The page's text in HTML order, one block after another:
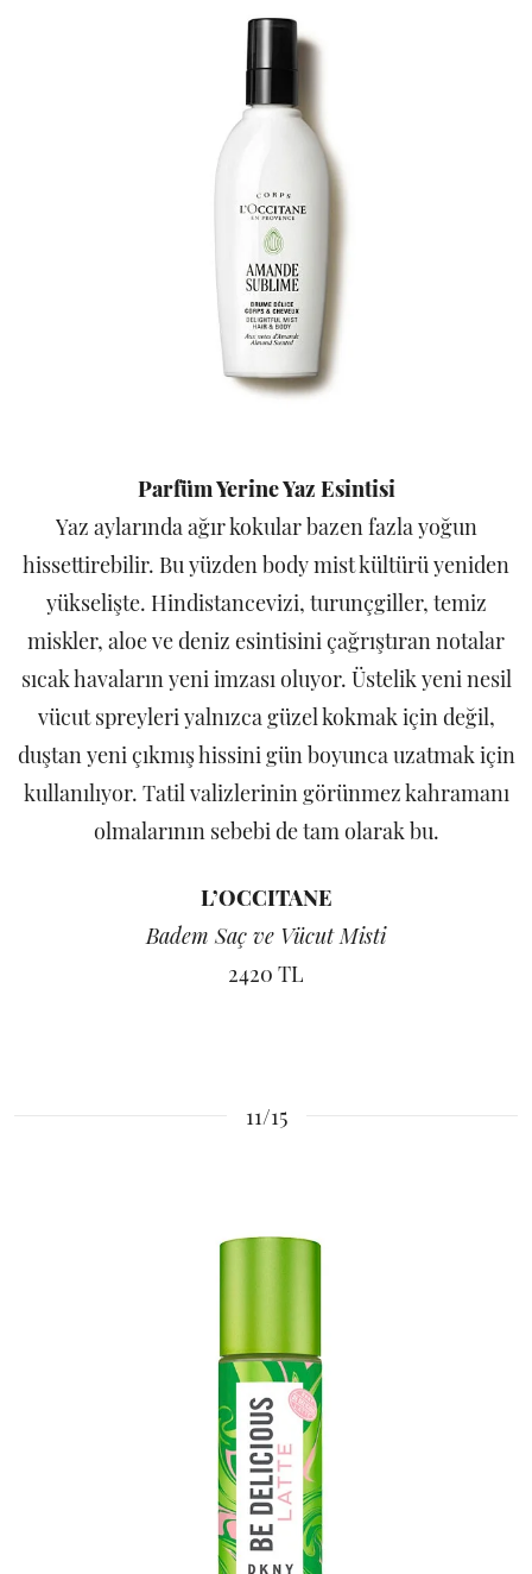
Parfüm Yerine Yaz Esintisi
Yaz aylarında ağır kokular bazen fazla yoğun
hissettirebilir. Bu yüzden body mist kültürü yeniden
yükselişte. Hindistancevizi, turunçgiller, temiz
miskler, aloe ve deniz esintisini çağrıştıran notalar
sıcak havaların yeni imzası oluyor. Üstelik yeni nesil
vücut spreyleri yalnızca güzel kokmak için değil,
duştan yeni çıkmış hissini gün boyunca uzatmak için
kullanılıyor. Tatil valizlerinin görünmez kahramanı
olmalarının sebebi de tam olarak bu.
L’OCCITANE
Badem Saç ve Vücut Misti
2420 TL
11/15